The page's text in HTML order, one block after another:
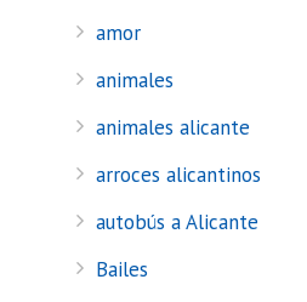
amor
animales
animales alicante
arroces alicantinos
autobús a Alicante
Bailes